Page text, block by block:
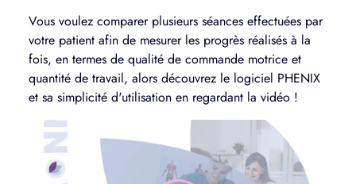
Vous voulez comparer plusieurs séances effectuées par
votre patient afin de mesurer les progrès réalisés à la
fois, en termes de qualité de commande motrice et
quantité de travail, alors découvrez le logiciel PHENIX
et sa simplicité d'utilisation en regardant la vidéo !